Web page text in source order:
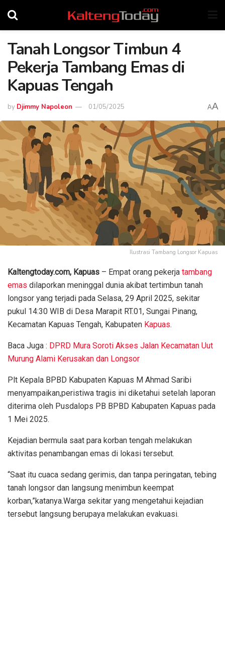
Tanah Longsor Timbun 4
Pekerja Tambang Emas di
Kapuas Tengah
by Djimmy Napoleon 01/05/2025 AA
Ilustrasi Tambang Longsor Kapuas
Kaltengtoday.com, Kapuas – Empat orang pekerja tambang
emas dilaporkan meninggal dunia akibat tertimbun tanah
longsor yang terjadi pada Selasa, 29 April 2025, sekitar
pukul 14:30 WIB di Desa Marapit RT.01, Sungai Pinang,
Kecamatan Kapuas Tengah, Kabupaten Kapuas.
Baca Juga : DPRD Mura Soroti Akses Jalan Kecamatan Uut
Murung Alami Kerusakan dan Longsor
Plt Kepala BPBD Kabupaten Kapuas M Ahmad Saribi
menyampaikan,peristiwa tragis ini diketahui setelah laporan
diterima oleh Pusdalops PB BPBD Kabupaten Kapuas pada
1 Mei 2025.
Kejadian bermula saat para korban tengah melakukan
aktivitas penambangan emas di lokasi tersebut.
“Saat itu cuaca sedang gerimis, dan tanpa peringatan, tebing
tanah longsor dan langsung menimbun keempat
korban,”katanya.Warga sekitar yang mengetahui kejadian
tersebut langsung berupaya melakukan evakuasi.